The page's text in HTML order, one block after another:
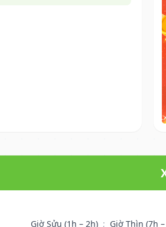
Giờ Sửu (1h – 2h) ; Giờ Thìn (7h